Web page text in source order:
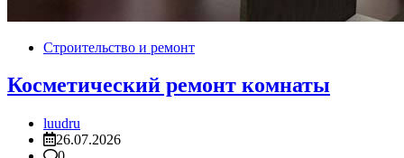
Строительство и ремонт
Косметический ремонт комнаты
luudru
26.07.2026